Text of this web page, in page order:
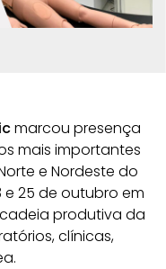
marcou presença
mais importantes
e Nordeste do
e 25 de outubro em
produtiva da
clínicas,